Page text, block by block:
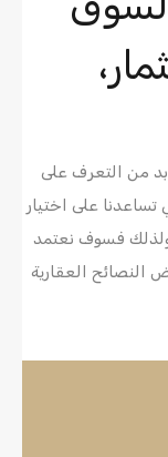
من التعرف على
على اختيار
ولذلك فسوف نعتمد
العقارية